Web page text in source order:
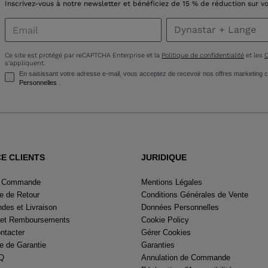
for
United
States.
Inscrivez-vous à notre newsletter et bénéficiez de 15 % de réduction sur
Ce site est protégé par reCAPTCHA Enterprise et la Politique de confidentialitéet les
s'appliquent.
En saisissant votre adresse e-mail, vous acceptez de recevoir nos offres marketing
Personnelles .
CLIENTS
de Retour
et Livraison
Remboursements
de Garantie
JURIDIQUE
Mentions Légales
Conditions Générales de Vente
Données Personnelles
Cookie Policy
Gérer Cookies
Garanties
Annulation de Commande